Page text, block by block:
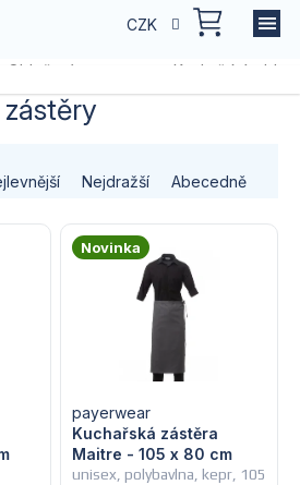
CZK
Oblečení pro gastro Kuchařské
Nejdražší Abecedně
Novinka
unisex, polybavlna, kepr, 105
Kuchařská zástěra
Maitre - 105 x 80 cm
payerwear